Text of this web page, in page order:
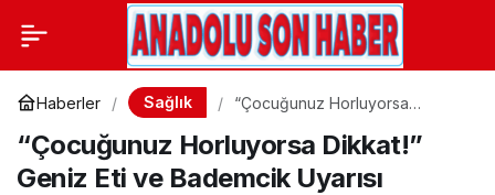
Haberler Sağlık
“Çocuğunuz Horluyorsa
Uyarısı
“Çocuğunuz Horluyorsa Dikkat!”
Geniz Eti ve Bademcik Uyarısı